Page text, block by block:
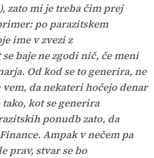
zato mi je treba čim prej
po parazitskem
ime v zvezi z
baje ne zgodi nič, če meni
Od kod se to generira, ne
vem, da nekateri hočejo denar
kot se generira
ponudb zato, da
Ampak v nečem pa
prav, stvar se bo